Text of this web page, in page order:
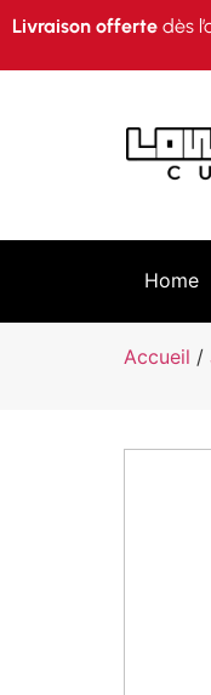
Livraison offerte dès
Home
Accueil /